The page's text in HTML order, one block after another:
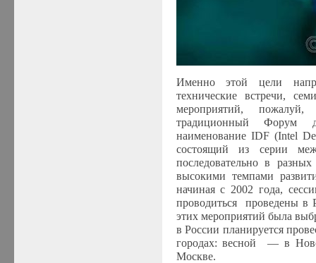
Именно этой цели
технические встречи,
мероприятий,
традиционный Форум
наименование IDF(Intel
состоящий из серии
последовательно в
высокими темпами
начиная с 2002 года,
проводиться проведены
этих мероприятий была
в России планируется
городах: весной — в
Москве.